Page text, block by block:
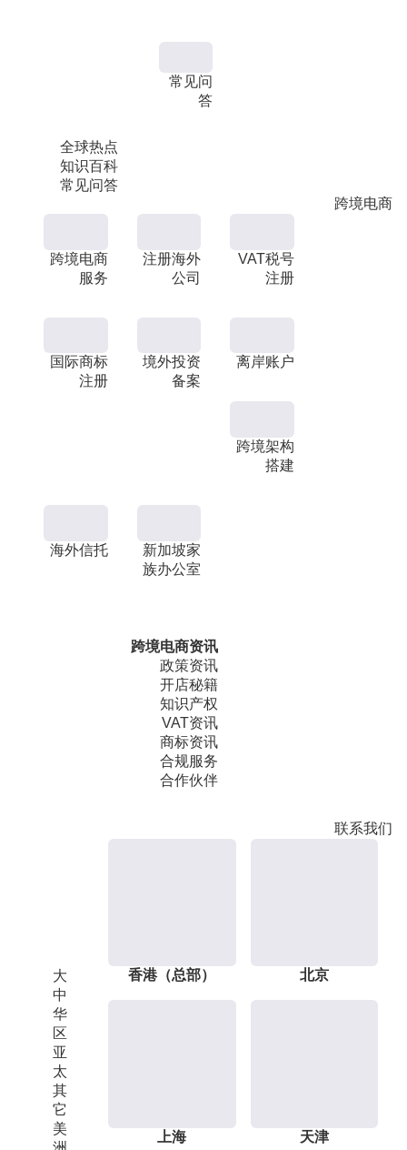
全球热点
知识百科
常见问答
常见问
答
跨境电商
跨境电商
服务
注册海外
公司
VAT税号
注册
国际商标
注册
境外投资
备案
离岸账户
跨境架构
搭建
海外信托
新加坡家
族办公室
跨境电商资讯
政策资讯
开店秘籍
知识产权
VAT资讯
商标资讯
合规服务
合作伙伴
联系我们
大
中
华
区
亚
太
其
它
美
香港（总部） 北京
上海 天津